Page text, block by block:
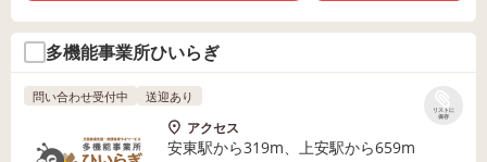
多機能事業所ひいらぎ
リストに
保存
問い合わせ受付中 送迎あり
アクセス
安東駅から319m、上安駅から659m